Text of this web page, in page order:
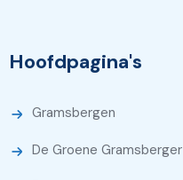
Hoofdpagina's
Gramsbergen
De Groene Gramsberger